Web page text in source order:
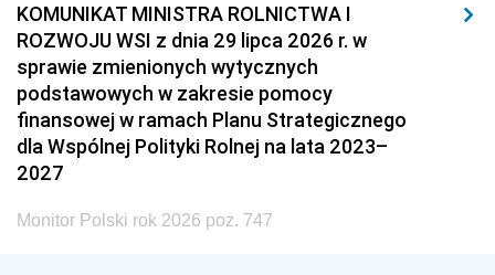
KOMUNIKAT MINISTRA ROLNICTWA I
ROZWOJU WSI z dnia 29 lipca 2026 r. w
sprawie zmienionych wytycznych
podstawowych w zakresie pomocy
finansowej w ramach Planu Strategicznego
dla Wspólnej Polityki Rolnej na lata 2023–
2027
Monitor Polski rok 2026 poz. 747